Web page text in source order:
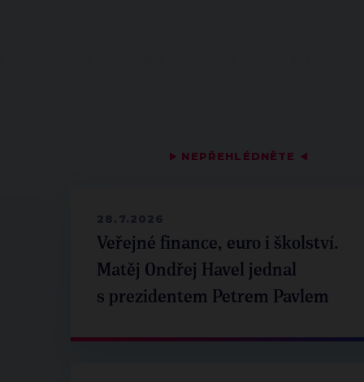
▶ NEPŘEHLÉDNĚTE ◀
28.7.2026
Veřejné finance, euro i školství.
Matěj Ondřej Havel jednal
s prezidentem Petrem Pavlem